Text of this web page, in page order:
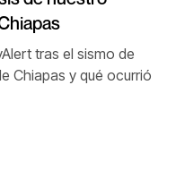
tras el sismo de
Chiapas y qué ocurrió